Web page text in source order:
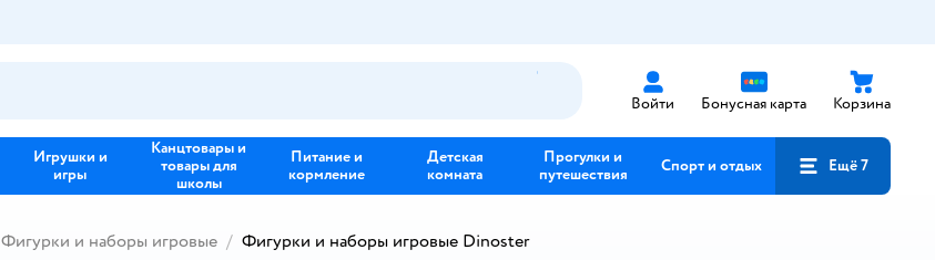
Войти Бонусная карта Корзина
Игрушки и
игры
Канцтовары и
товары для
школы
Питание и
кормление
Детская
комната
Прогулки и
путешествия
Спорт и отдых Ещё 7
Фигурки и наборы игровые Фигурки и наборы игровые Dinoster